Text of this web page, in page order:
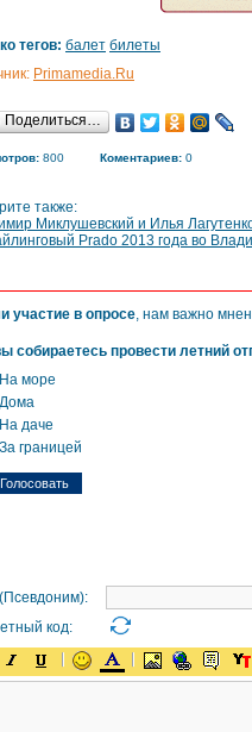
тегов: балет билеты
Primamedia.Ru
Поделиться…
800 Коментариев: 0
также:
Миклушевский и Илья
Prado 2013 года во
участие в опросе, нам важно
собираетесь провести летний
На море
Дома
На даче
За границей
код: